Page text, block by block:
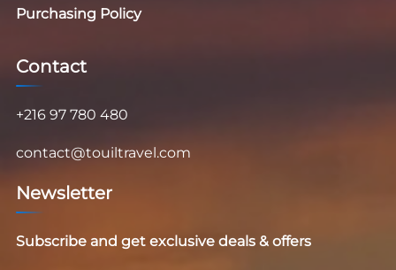
Purchasing Policy
Contact
+216 97 780 480
contact@touiltravel.com
Newsletter
Subscribe and get exclusive deals & offers